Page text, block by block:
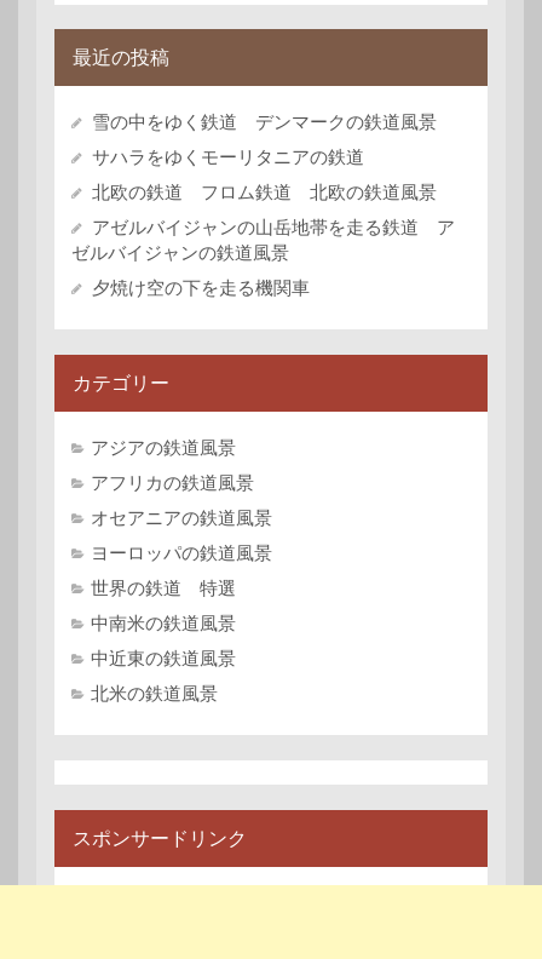
最近の投稿
雪の中をゆく鉄道 デンマークの鉄道風景
サハラをゆくモーリタニアの鉄道
北欧の鉄道 フロム鉄道 北欧の鉄道風景
アゼルバイジャンの山岳地帯を走る鉄道 ア
ゼルバイジャンの鉄道風景
夕焼け空の下を走る機関車
カテゴリー
アジアの鉄道風景
アフリカの鉄道風景
オセアニアの鉄道風景
ヨーロッパの鉄道風景
世界の鉄道 特選
中南米の鉄道風景
中近東の鉄道風景
北米の鉄道風景
スポンサードリンク